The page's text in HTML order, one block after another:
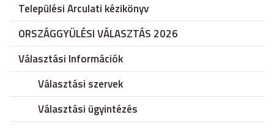
Települési Arculati kézikönyv
ORSZÁGGYÜLÉSI VÁLASZTÁS 2026
Választási Információk
Választási szervek
Választási ügyintézés